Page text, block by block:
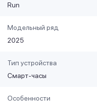
Run
Модельный ряд
2025
Тип устройства
Смарт-часы
Особенности